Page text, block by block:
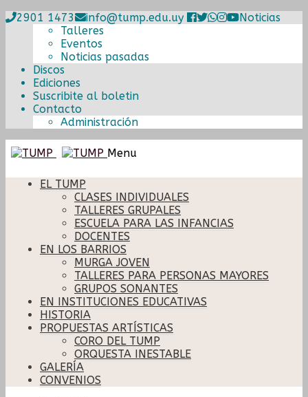
2901 1473 info@tump.edu.uy
Noticias
Talleres
Eventos
Noticias pasadas
Discos
Ediciones
Suscribite al boletin
Contacto
Administración
Ir
la
navegación
Ir
contenido
Menu
EL TUMP
CLASES INDIVIDUALES
TALLERES GRUPALES
ESCUELA PARA LAS INFANCIAS
DOCENTES
EN LOS BARRIOS
MURGA JOVEN
TALLERES PARA PERSONAS MAYORES
GRUPOS SONANTES
EN INSTITUCIONES EDUCATIVAS
HISTORIA
PROPUESTAS ARTÍSTICAS
CORO DEL TUMP
ORQUESTA INESTABLE
GALERÍA
CONVENIOS